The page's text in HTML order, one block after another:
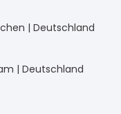
| Deutschland
| Deutschland